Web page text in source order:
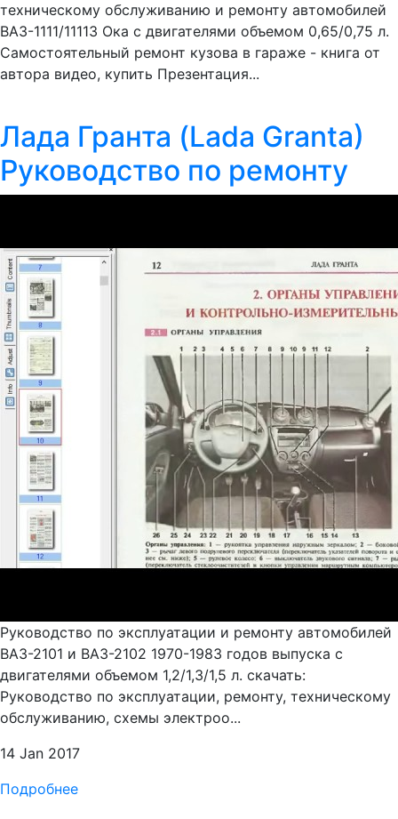
техническому обслуживанию и ремонту автомобилей
ВАЗ-1111/11113 Ока с двигателями объемом 0,65/0,75 л.
Самостоятельный ремонт кузова в гараже - книга от
автора видео, купить Презентация...
Лада Гранта (Lada Granta)
Руководство по ремонту
Руководство по эксплуатации и ремонту автомобилей
ВАЗ-2101 и ВАЗ-2102 1970-1983 годов выпуска с
двигателями объемом 1,2/1,3/1,5 л. скачать:
Руководство по эксплуатации, ремонту, техническому
обслуживанию, схемы электроо...
14 Jan 2017
Подробнее